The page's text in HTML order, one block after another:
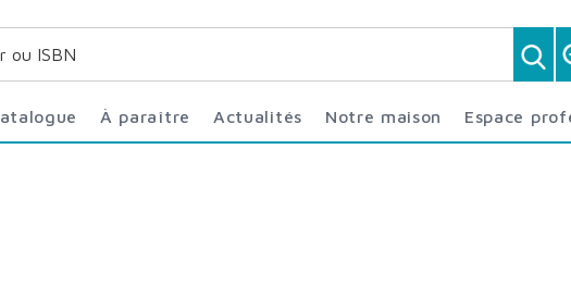
Catalogue À paraître Actualités Notre maison Espace